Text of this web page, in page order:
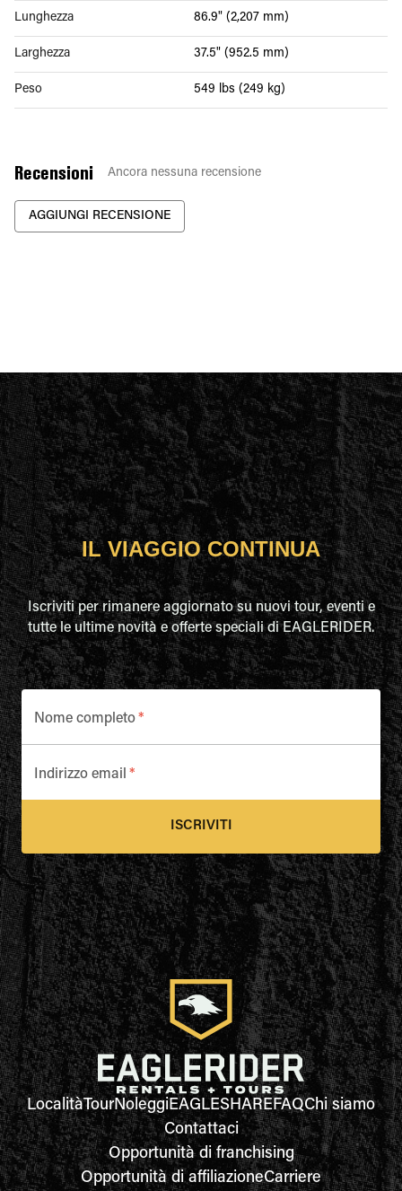
Lunghezza 86.9" (2,207 mm)
Larghezza 37.5" (952.5 mm)
Peso 549 lbs (249 kg)
Recensioni Ancora nessuna recensione
AGGIUNGI RECENSIONE
IL VIAGGIO CONTINUA
Iscriviti per rimanere aggiornato su nuovi tour, eventi e
tutte le ultime novità e offerte speciali di EAGLERIDER.
Nome completo*
Indirizzo email *
ISCRIVITI
LocalitàTourNoleggiEAGLESHAREFAQChi siamo
Contattaci
Opportunità di franchising
Opportunità di affiliazioneCarriere